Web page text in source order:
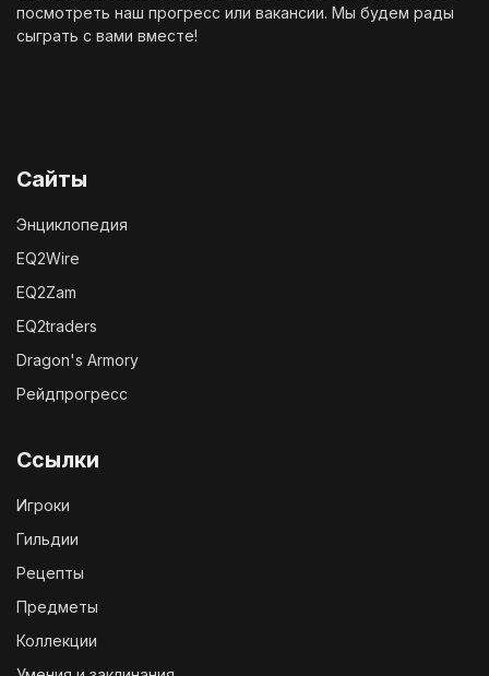
посмотреть наш прогресс или вакансии. Мы будем рады
сыграть с вами вместе!
Сайты
Энциклопедия
EQ2Wire
EQ2Zam
EQ2traders
Dragon's Armory
Рейдпрогресс
Ссылки
Игроки
Гильдии
Рецепты
Предметы
Коллекции